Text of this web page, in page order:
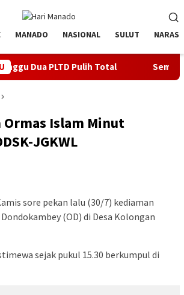
MANADO NASIONAL SULUT NARASI
Pulih Total Semarakkan HUT ke 81
Ormas Islam Minut
JGKWL
sore pekan lalu (30/7) kediaman
(OD) di Desa Kolongan
sejak pukul 15.30 berkumpul di